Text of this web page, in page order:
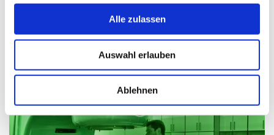
Alle zulassen
Auswahl erlauben
Ablehnen